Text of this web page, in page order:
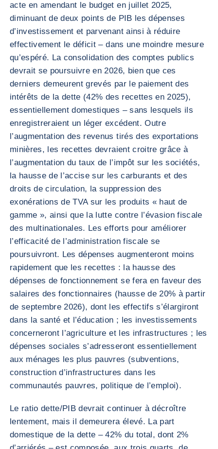
acte en amendant le budget en juillet 2025,
diminuant de deux points de PIB les dépenses
d’investissement et parvenant ainsi à réduire
effectivement le déficit – dans une moindre mesure
qu’espéré. La consolidation des comptes publics
devrait se poursuivre en 2026, bien que ces
derniers demeurent grevés par le paiement des
intérêts de la dette (42% des recettes en 2025),
essentiellement domestiques – sans lesquels ils
enregistreraient un léger excédent. Outre
l’augmentation des revenus tirés des exportations
minières, les recettes devraient croitre grâce à
l’augmentation du taux de l’impôt sur les sociétés,
la hausse de l’accise sur les carburants et des
droits de circulation, la suppression des
exonérations de TVA sur les produits « haut de
gamme », ainsi que la lutte contre l’évasion fiscale
des multinationales. Les efforts pour améliorer
l’efficacité de l’administration fiscale se
poursuivront. Les dépenses augmenteront moins
rapidement que les recettes : la hausse des
dépenses de fonctionnement se fera en faveur des
salaires des fonctionnaires (hausse de 20% à partir
de septembre 2026), dont les effectifs s’élargiront
dans la santé et l’éducation ; les investissements
concerneront l’agriculture et les infrastructures ; les
dépenses sociales s’adresseront essentiellement
aux ménages les plus pauvres (subventions,
construction d’infrastructures dans les
communautés pauvres, politique de l’emploi).
Le ratio dette/PIB devrait continuer à décroître
lentement, mais il demeurera élevé. La part
domestique de la dette – 42% du total, dont 2%